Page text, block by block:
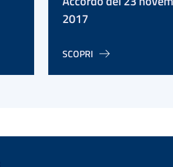
2017
SCOPRI